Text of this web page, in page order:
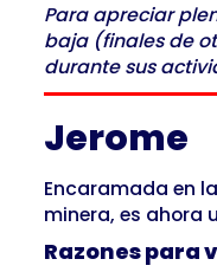
Para apreciar
baja (finales de
durante sus
Jerome
Encaramada en
minera, es ahora
Razones para